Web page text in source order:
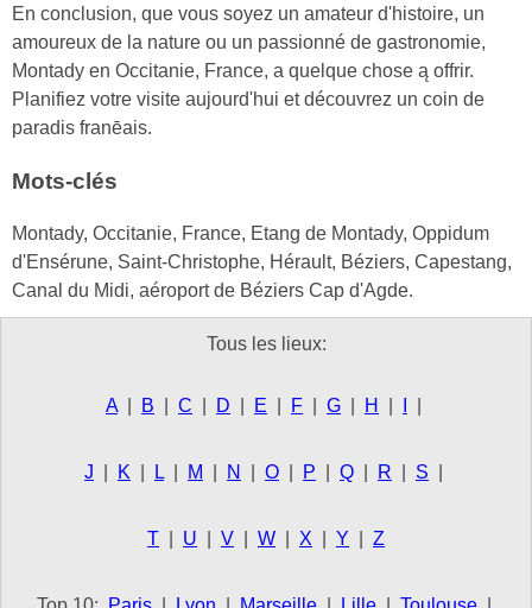
En conclusion, que vous soyez un amateur d'histoire, un
amoureux de la nature ou un passionné de gastronomie,
Montady en Occitanie, France, a quelque chose ą offrir.
Planifiez votre visite aujourd'hui et découvrez un coin de
paradis franēais.
Mots-clés
Montady, Occitanie, France, Etang de Montady, Oppidum
d'Ensérune, Saint-Christophe, Hérault, Béziers, Capestang,
Canal du Midi, aéroport de Béziers Cap d'Agde.
Tous les lieux:
A B C D E F G H
J K L M N O P Q R S
T U V W X Y Z